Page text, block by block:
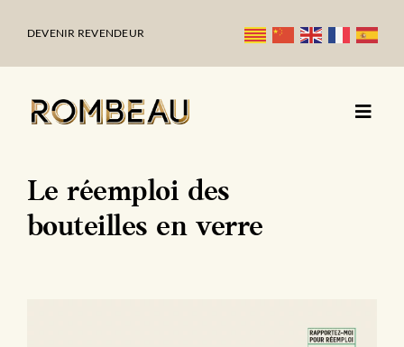
DEVENIR REVENDEUR
Le réemploi des
bouteilles en verre